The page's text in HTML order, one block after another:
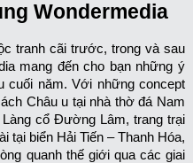
Wondermedia
tranh cãi trước, trong và sau
mang đến cho bạn những ý
cuối năm. Với những concept
Châu u tại nhà thờ đá Nam
cổ Đường Lâm, trang trại
tại biển Hải Tiến – Thanh Hóa,
quanh thế giới qua các giai